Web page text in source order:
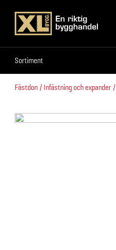
Sortiment
Sortiment
Fästdon Infästning och expander